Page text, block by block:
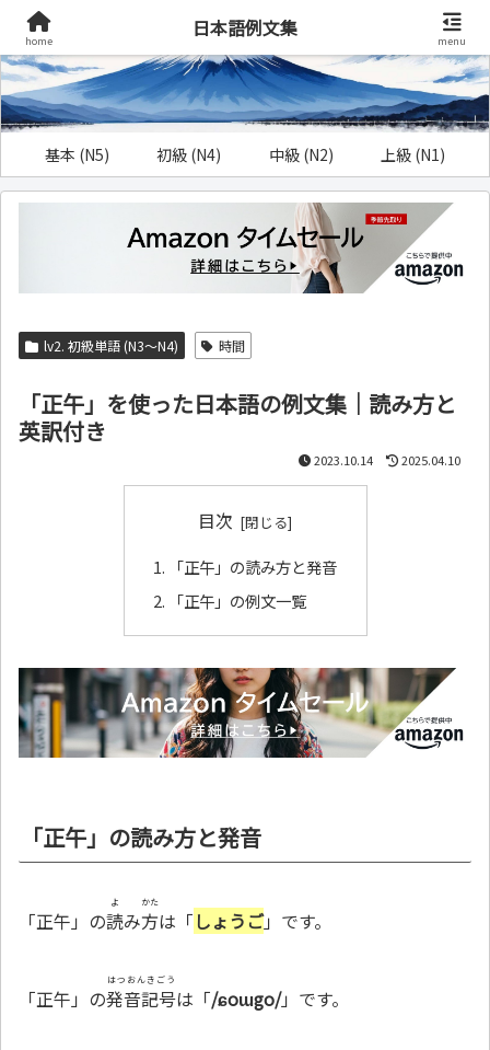
基本 (N5) 初級 (N4) 中級 (N2) 上級 (N1)
lv2. 初級単語 (N3～N4) 時間
「正午」を使った日本語の例文集｜読み方と
英訳付き
2023.10.14 2025.04.10
目次
「正午」の読み方と発音
「正午」の例文一覧
「正午」の読み方と発音
「正午」の読
よ
み方
かた
は「しょうご」です。
「正午」の発音記号
はつおんきごう
は「/ɕoɯgo/」です。
home
日本語例文集
menu